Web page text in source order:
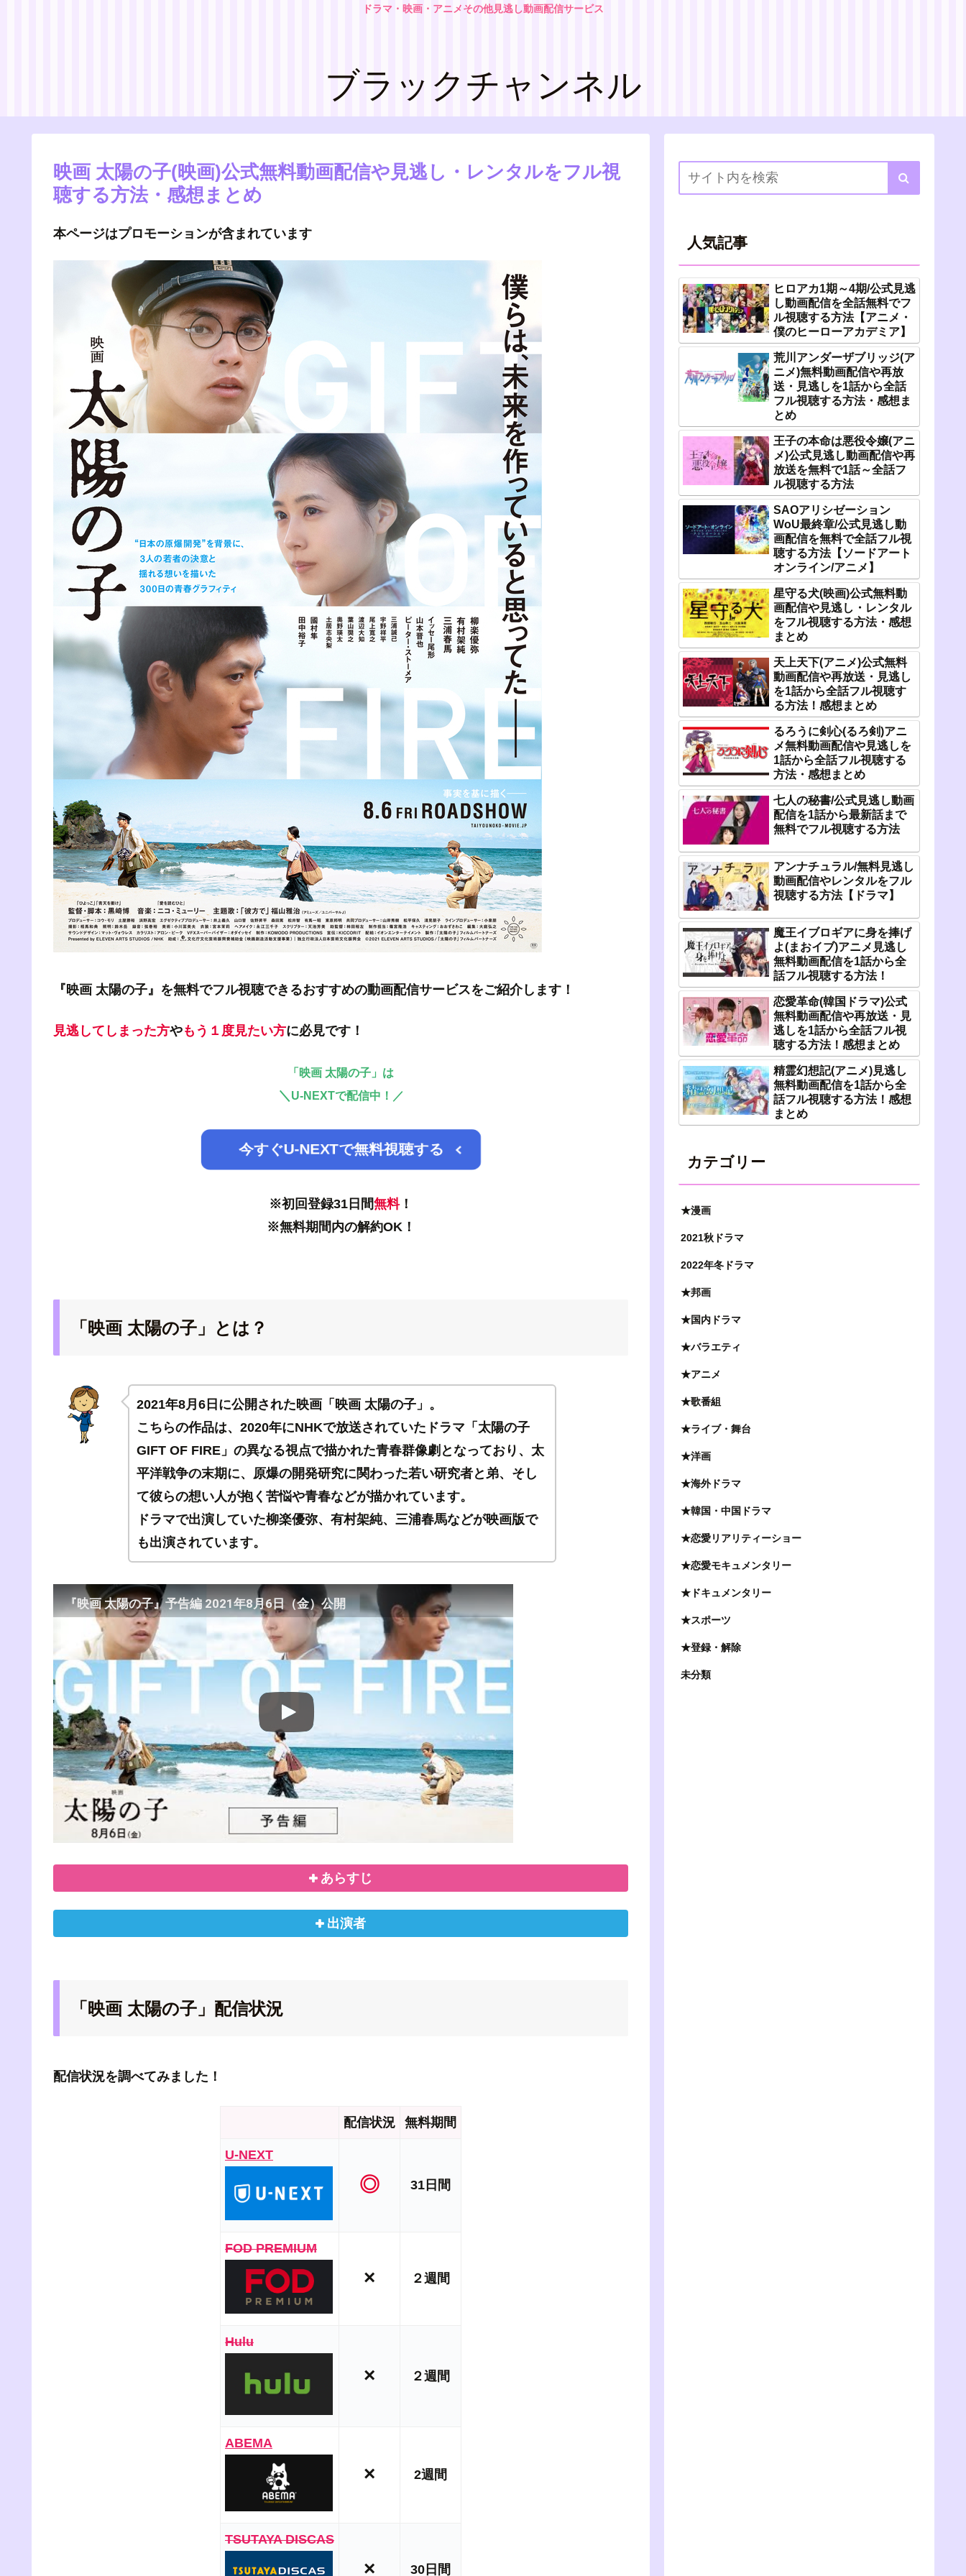
ドラマ・映画・アニメその他見逃し動画配信サービス
ブラックチャンネル
映画 太陽の子(映画)公式無料動画配信や見逃し・レンタルをフル視
聴する方法・感想まとめ
本ページはプロモーションが含まれています
『映画 太陽の子』を無料でフル視聴できるおすすめの動画配信サービスをご紹介します！
見逃してしまった方やもう１度見たい方に必見です！
「映画 太陽の子」は
＼ U-NEXTで配信中！／
今すぐU-NEXTで無料視聴する
※初回登録31日間無料！
※無料期間内の解約OK！
「映画 太陽の子」とは？
2021年8月6日に公開された映画「映画 太陽の子」。
こちらの作品は、2020年にNHKで放送されていたドラマ「太陽の子
GIFT OF FIRE」の異なる視点で描かれた青春群像劇となっており、太
平洋戦争の末期に、原爆の開発研究に関わった若い研究者と弟、そし
て彼らの想い人が抱く苦悩や青春などが描かれています。
ドラマで出演していた柳楽優弥、有村架純、三浦春馬などが映画版で
も出演されています。
『映画 太陽の子』予告編 2021年8月6日（金）公開
あらすじ
出演者
「映画 太陽の子」配信状況
配信状況を調べてみました！
配信状況 無料期間
U-NEXT
◎ 31日間
FOD PREMIUM
× ２週間
Hulu
× ２週間
ABEMA
× 2週間
TSUTAYA DISCAS
× 30日間
人気記事
ヒロアカ1期～4期/公式見逃
し動画配信を全話無料でフ
ル視聴する方法【アニメ・
僕のヒーローアカデミア】
荒川アンダーザブリッジ(ア
ニメ)無料動画配信や再放
送・見逃しを1話から全話
フル視聴する方法・感想ま
とめ
王子の本命は悪役令嬢(アニ
メ)公式見逃し動画配信や再
放送を無料で1話～全話フ
ル視聴する方法
SAOアリシゼーション
WoU最終章/公式見逃し動
画配信を無料で全話フル視
聴する方法【ソードアート
オンライン/アニメ】
星守る犬(映画)公式無料動
画配信や見逃し・レンタル
をフル視聴する方法・感想
まとめ
天上天下(アニメ)公式無料
動画配信や再放送・見逃し
を1話から全話フル視聴す
る方法！感想まとめ
るろうに剣心(るろ剣)アニ
メ無料動画配信や見逃しを
1話から全話フル視聴する
方法・感想まとめ
七人の秘書/公式見逃し動画
配信を1話から最新話まで
無料でフル視聴する方法
アンナチュラル/無料見逃し
動画配信やレンタルをフル
視聴する方法【ドラマ】
魔王イブロギアに身を捧げ
よ(まおイブ)アニメ見逃し
無料動画配信を1話から全
話フル視聴する方法！
恋愛革命(韓国ドラマ)公式
無料動画配信や再放送・見
逃しを1話から全話フル視
聴する方法！感想まとめ
精霊幻想記(アニメ)見逃し
無料動画配信を1話から全
話フル視聴する方法！感想
まとめ
カテゴリー
★漫画
2021秋ドラマ
2022年冬ドラマ
★邦画
★国内ドラマ
★バラエティ
★アニメ
★歌番組
★ライブ・舞台
★洋画
★海外ドラマ
★韓国・中国ドラマ
★恋愛リアリティーショー
★恋愛モキュメンタリー
★ドキュメンタリー
★スポーツ
★登録・解除
未分類